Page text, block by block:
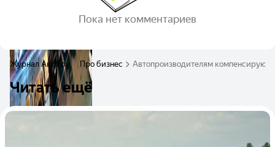
Пока нет комментариев
Журнал Авто.ру Про бизнес Автопроизводителям компенсируют
Читать ещё